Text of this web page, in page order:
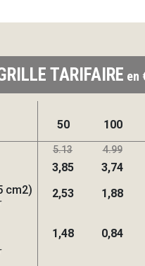
TARIFAIRE en
50 100
5.13 4.99
3,85 3,74
cm2)
2,53 1,88
1,48 0,84